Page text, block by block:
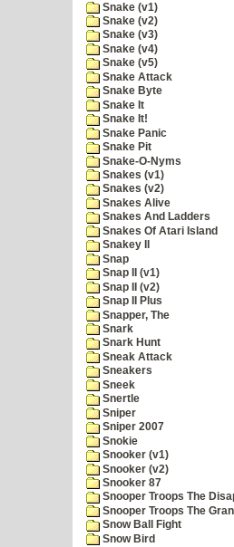
Snake (v1)
Snake (v2)
Snake (v3)
Snake (v4)
Snake (v5)
Snake Attack
Snake Byte
Snake It
Snake It!
Snake Panic
Snake Pit
Snake-O-Nyms
Snakes (v1)
Snakes (v2)
Snakes Alive
Snakes And Ladders
Snakes Of Atari Island
Snakey II
Snap
Snap II (v1)
Snap II (v2)
Snap II Plus
Snapper, The
Snark
Snark Hunt
Sneak Attack
Sneakers
Sneek
Snertle
Sniper
Sniper 2007
Snokie
Snooker (v1)
Snooker (v2)
Snooker 87
Snooper Troops The
Snooper Troops The
Snow Ball Fight
Snow Bird